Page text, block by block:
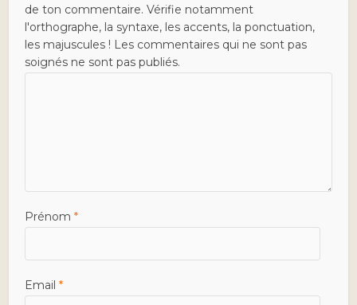
de ton commentaire. Vérifie notamment
l'orthographe, la syntaxe, les accents, la ponctuation,
les majuscules ! Les commentaires qui ne sont pas
soignés ne sont pas publiés.
Prénom*
Email*